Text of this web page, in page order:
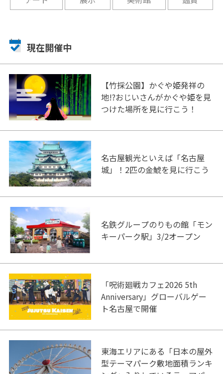
現在開催中
【竹採公園】かぐや姫発祥の
地!?おじいさんがかぐや姫を見
つけた場所を見に行こう！
名古屋観光といえば「名古屋
城」！2匹の金鯱を見に行こう
名鉄グループのりもの館「モン
キーパーク駅」3/2オープン
「呪術廻戦カフェ2026 5th
Anniversary」グローバルゲー
ト名古屋で開催
東海エリアにある「日本の屋外
型テーマパーク敷地面積ランキ